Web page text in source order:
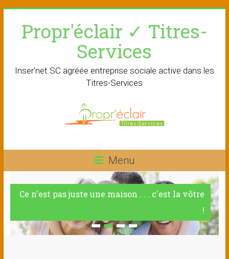
contentPropr'éclair ✓ Titres-
Services
Inser'net SC agréée entreprise sociale active dans les
Titres-Services
Menu
Ce n'est pas juste une maison . . . c'est la vôtre
!